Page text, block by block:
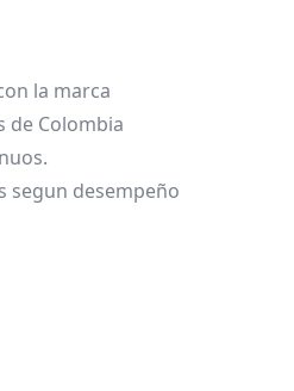
la marca
de Colombia
segun desempeño